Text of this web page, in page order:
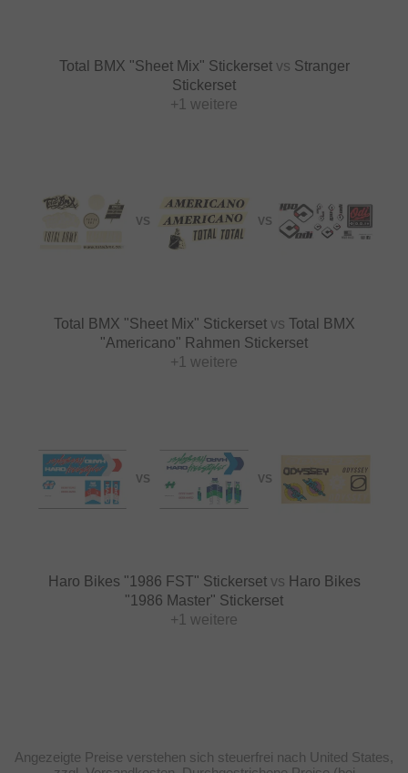
Total BMX "Sheet Mix" Stickerset vs Stranger
Stickerset
+1 weitere
VS VS
Total BMX "Sheet Mix" Stickerset vs Total BMX
"Americano" Rahmen Stickerset
+1 weitere
VS VS
Haro Bikes "1986 FST" Stickerset vs Haro Bikes
"1986 Master" Stickerset
+1 weitere
Angezeigte Preise verstehen sich steuerfrei nach United States,